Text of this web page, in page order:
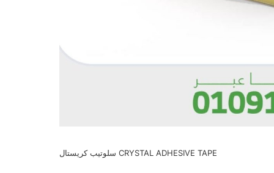
سلوتيب كريستال CRYSTAL ADHESIVE TAPE